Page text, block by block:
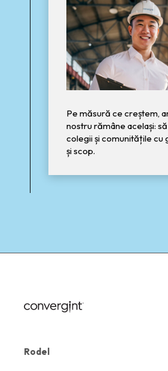
Pe măsură ce creștem,
nostru rămâne același:
colegii și comunitățile cu
și scop.
Rodel